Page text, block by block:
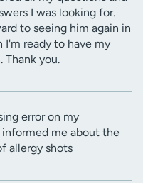
I was looking for.
to seeing him again in
ready to have my
Thank you.
error on my
me about the
allergy shots